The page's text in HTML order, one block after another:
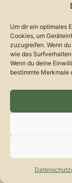
Um dir ein optimales
Cookies, um
zuzugreifen. Wenn
wie das
Wenn du deine
bestimmte Merkmale